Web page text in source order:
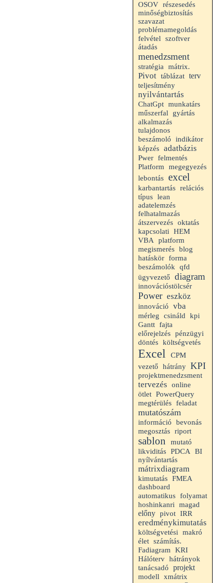
OSOV részesedés
minőségbiztosítás
szavazat
problémamegoldás
felvétel
szoftver
átadás
menedzsment
stratégia mátrix.
Pivot táblázat terv
teljesítmény
nyilvántartás
ChatGpt munkatárs
műszerfal gyártás
alkalmazás
tulajdonos
beszámoló indikátor
képzés adatbázis
Pwer felmentés
Platform
megegyezés
lebontás excel
karbantartás relációs
típus lean
adatelemzés
felhatalmazás
átszervezés oktatás
kapcsolati
HEM
VBA
platform
megismerés blog
hatáskör forma
beszámolók
qfd
ügyvezető
diagram
innovációstölcsér
Power eszköz
innováció vba
mérleg csináld
kpi
Gantt fajta
előrejelzés pénzügyi
döntés költségvetés
Excel
CPM
vezető
hátrány KPI
projektmenedzsment
tervezés
online
ötlet PowerQuery
megtérülés feladat
mutatószám
információ
bevonás
megosztás riport
sablon mutató
likviditás PDCA
BI
nyílvántartás
mátrixdiagram
kimutatás FMEA
dashboard
automatikus folyamat
hoshinkanri magad
előny pivot IRR
eredménykimutatás
költségvetési makró
élet számítás.
Fadiagram
KRI
Hálóterv hátrányok
tanácsadó
projekt
modell
xmátrix